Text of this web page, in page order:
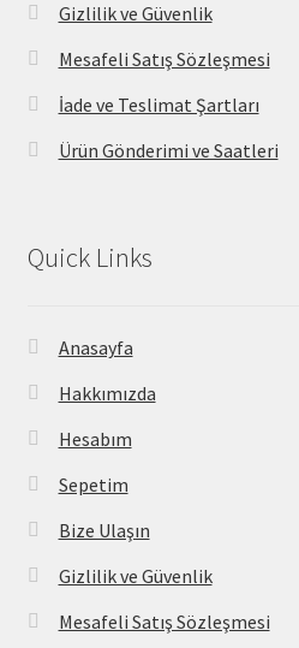
Gizlilik ve Güvenlik
Mesafeli Satış Sözleşmesi
İade ve Teslimat Şartları
Ürün Gönderimi ve Saatleri
Quick Links
Anasayfa
Hakkımızda
Hesabım
Sepetim
Bize Ulaşın
Gizlilik ve Güvenlik
Mesafeli Satış Sözleşmesi